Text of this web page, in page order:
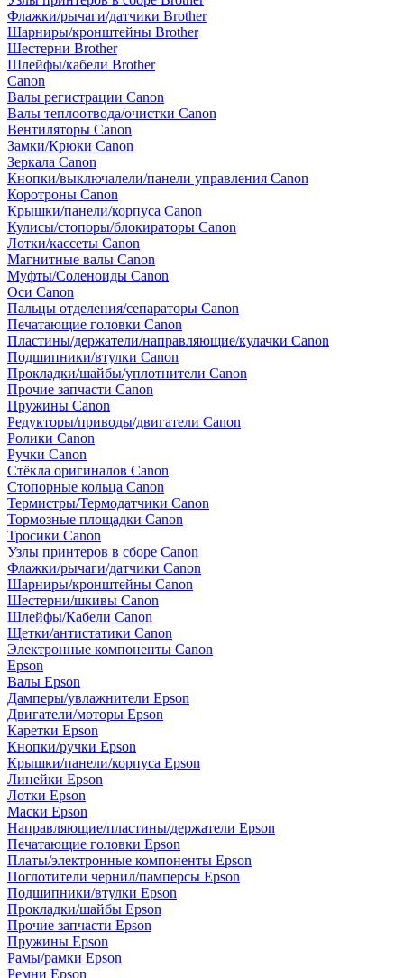
Флажки/рычаги/датчики Brother
Шарниры/кронштейны Brother
Шестерни Brother
Шлейфы/кабели Brother
Canon
Валы регистрации Canon
Валы теплоотвода/очистки Canon
Вентиляторы Canon
Замки/Крюки Canon
Зеркала Canon
Кнопки/выключалели/панели управления Canon
Коротроны Canon
Крышки/панели/корпуса Canon
Кулисы/стопоры/блокираторы Canon
Лотки/кассеты Canon
Магнитные валы Canon
Муфты/Соленоиды Canon
Оси Canon
Пальцы отделения/сепараторы Canon
Печатающие головки Canon
Пластины/держатели/направляющие/кулачки Canon
Подшипники/втулки Canon
Прокладки/шайбы/уплотнители Canon
Прочие запчасти Canon
Пружины Canon
Редукторы/приводы/двигатели Canon
Ролики Canon
Ручки Canon
Стёкла оригиналов Canon
Стопорные кольца Canon
Термистры/Термодатчики Canon
Тормозные площадки Canon
Тросики Canon
Узлы принтеров в сборе Canon
Флажки/рычаги/датчики Canon
Шарниры/кронштейны Canon
Шестерни/шкивы Canon
Шлейфы/Кабели Canon
Щетки/антистатики Canon
Электронные компоненты Canon
Epson
Валы Epson
Дамперы/увлажнители Epson
Двигатели/моторы Epson
Каретки Epson
Кнопки/ручки Epson
Крышки/панели/корпуса Epson
Линейки Epson
Лотки Epson
Маски Epson
Направляющие/пластины/держатели Epson
Печатающие головки Epson
Платы/электронные компоненты Epson
Поглотители чернил/памперсы Epson
Подшипники/втулки Epson
Прокладки/шайбы Epson
Прочие запчасти Epson
Пружины Epson
Рамы/рамки Epson
Ремни Epson